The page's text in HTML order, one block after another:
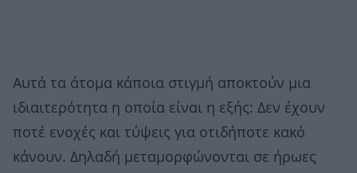
Αυτά τα άτομα κάποια στιγμή αποκτούν μια
ιδιαιτερότητα η οποία είναι η εξής: Δεν έχουν
ποτέ ενοχές και τύψεις για οτιδήποτε κακό
κάνουν. Δηλαδή μεταμορφώνονται σε ήρωες